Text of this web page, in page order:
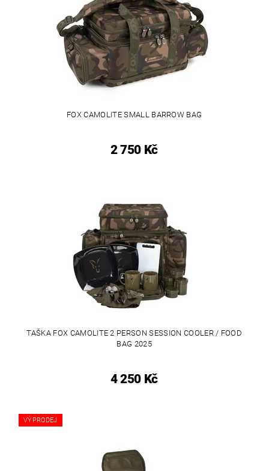
FOX CAMOLITE SMALL BARROW BAG
2 750 Kč
TAŠKA FOX CAMOLITE 2 PERSON SESSION COOLER / FOOD
BAG 2025
4 250 Kč
VÝPRODEJ